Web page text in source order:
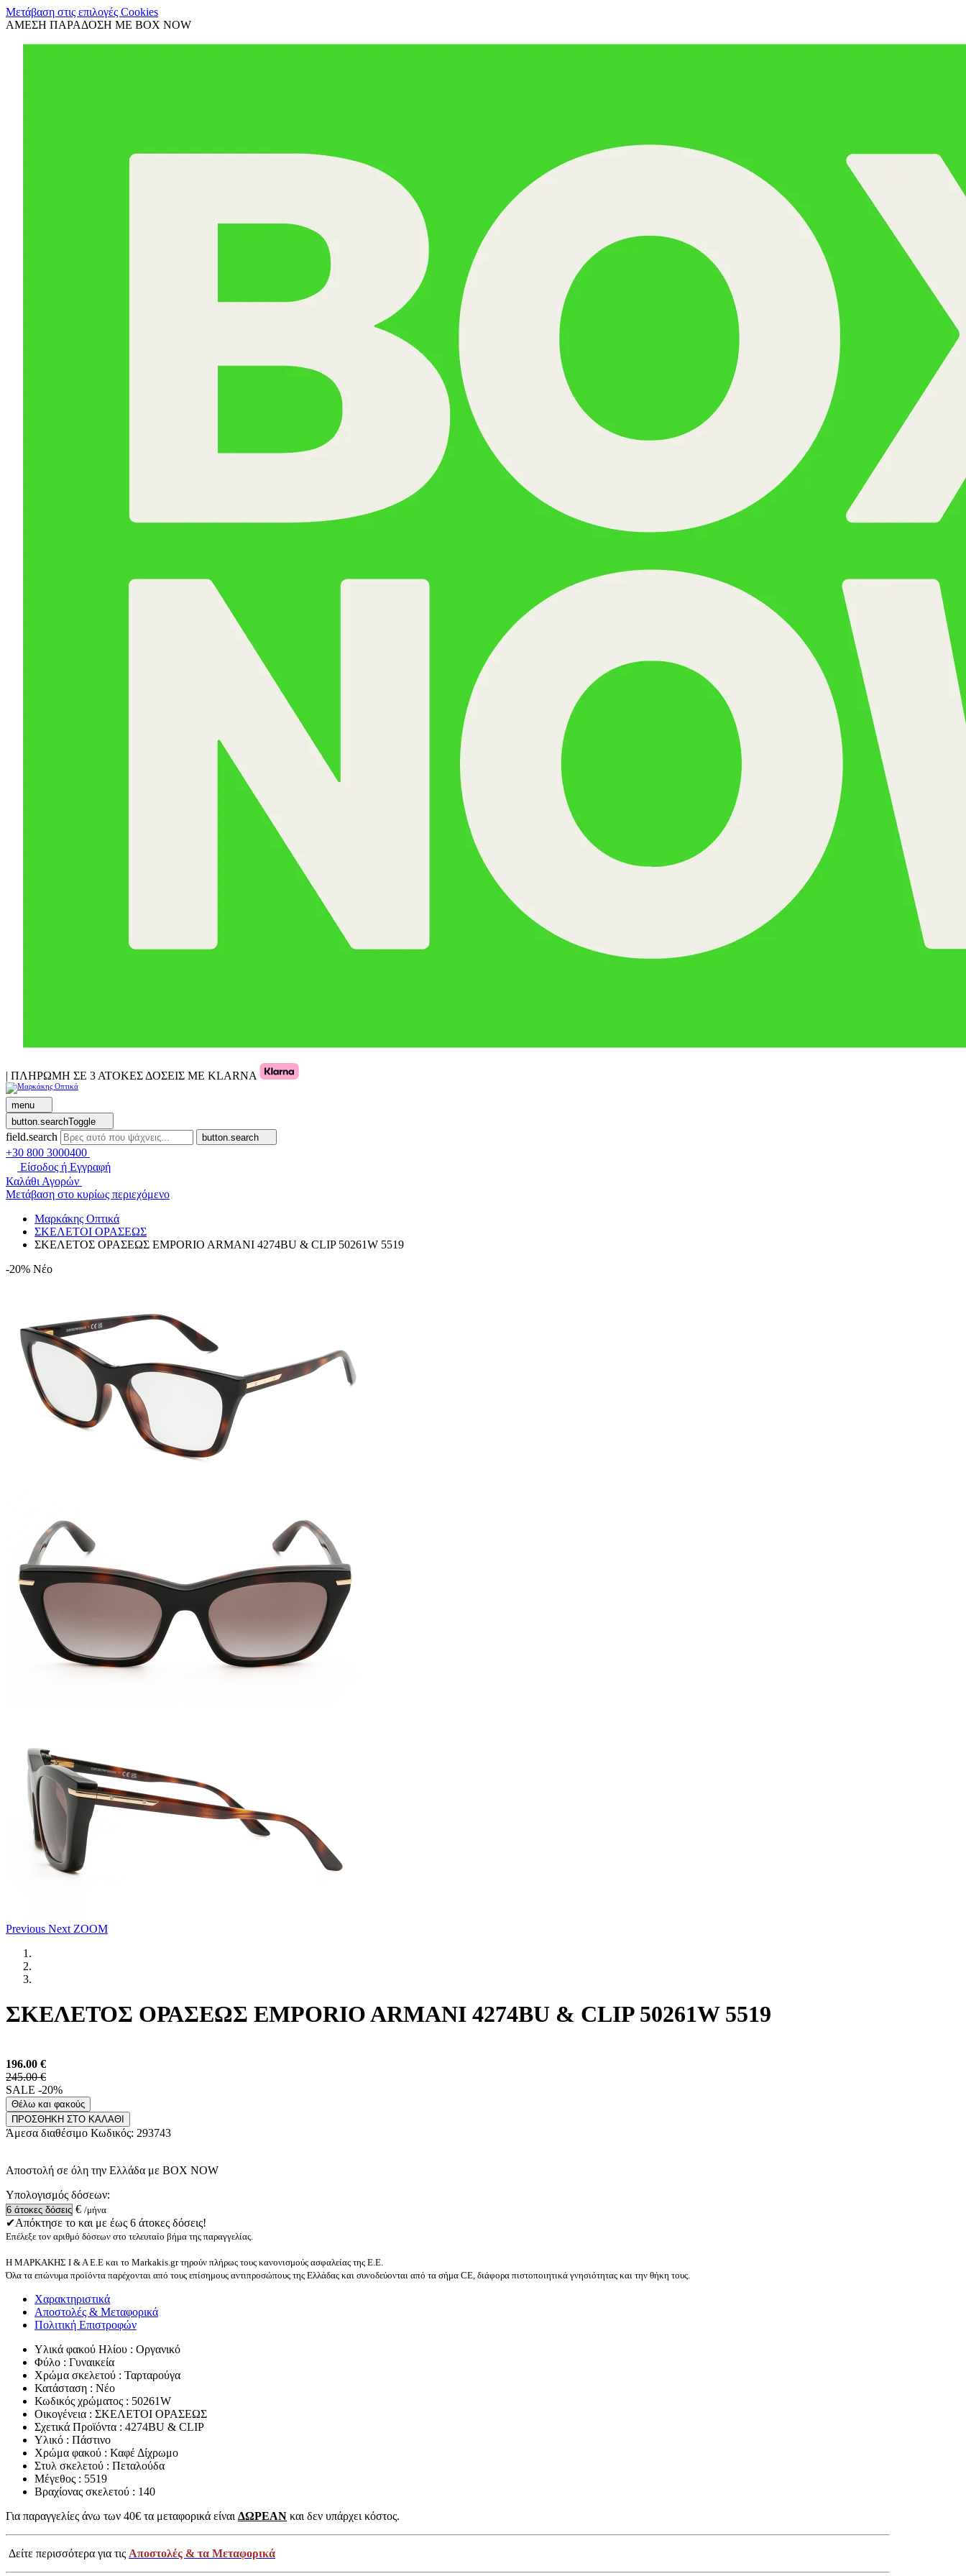
Μετάβαση στις επιλογές Cookies
ΑΜΕΣΗ ΠΑΡΑΔΟΣΗ ΜΕ BOX NOW
| ΠΛΗΡΩΜΗ ΣΕ 3 ΑΤΟΚΕΣ ΔΟΣΕΙΣ ΜΕ KLARNA
menu
button.searchToggle
field.search button.search
+30 800 3000400
Είσοδος ή Εγγραφή
Καλάθι Αγορών
Μετάβαση στο κυρίως περιεχόμενο
Μαρκάκης Οπτικά
ΣΚΕΛΕΤΟΙ ΟΡΑΣΕΩΣ
ΣΚΕΛΕΤΟΣ ΟΡΑΣΕΩΣ EMPORIO ARMANI 4274BU & CLIP 50261W 5519
-20% Νέο
Previous Next ZOOM
ΣΚΕΛΕΤΟΣ ΟΡΑΣΕΩΣ EMPORIO ARMANI 4274BU & CLIP 50261W 5519
196.00 €
245.00 €
SALE -20%
Θέλω και φακούς
ΠΡΟΣΘΗΚΗ ΣΤΟ ΚΑΛΑΘΙ
Άμεσα διαθέσιμο Κωδικός: 293743
Αποστολή σε όλη την Ελλάδα με BOX NOW
Υπολογισμός δόσεων:
€ /μήνα
✔Απόκτησε το και με έως 6 άτοκες δόσεις!
Επέλεξε τον αριθμό δόσεων στο τελευταίο βήμα της παραγγελίας.
Η ΜΑΡΚΑΚΗΣ Ι & Α Ε.Ε και το Markakis.gr τηρούν πλήρως τους κανονισμούς ασφαλείας της Ε.Ε.
Όλα τα επώνυμα προϊόντα παρέχονται από τους επίσημους αντιπροσώπους της Ελλάδας και συνοδεύονται από τα σήμα CE, διάφορα πιστοποιητικά γνησιότητας και την θήκη τους.
Χαρακτηριστικά
Αποστολές & Μεταφορικά
Πολιτική Επιστροφών
Υλικά φακού Ηλίου : Οργανικό
Φύλο : Γυναικεία
Χρώμα σκελετού : Ταρταρούγα
Κατάσταση : Νέο
Κωδικός χρώματος : 50261W
Οικογένεια : ΣΚΕΛΕΤΟΙ ΟΡΑΣΕΩΣ
Σχετικά Προϊόντα : 4274BU & CLIP
Υλικό : Πάστινο
Χρώμα φακού : Καφέ Δίχρωμο
Στυλ σκελετού : Πεταλούδα
Μέγεθος : 5519
Βραχίονας σκελετού : 140
Για παραγγελίες άνω των 40€ τα μεταφορικά είναι ΔΩΡΕΑΝ και δεν υπάρχει κόστος.
Δείτε περισσότερα για τις Αποστολές & τα Μεταφορικά